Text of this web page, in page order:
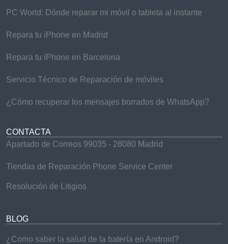
PC World: Dónde reparar mi móvil o tableta al instante
Repara tu iPhone en Madrid
Repara tu iPhone en Barcelona
Servicio Técnico de Reparación de móviles
¿Cómo recuperar los mensajes borrados de WhatsApp?
CONTACTA
Apartado de Correos 99035 - 28080 Madrid
Tiendas de Reparación Phone Service Center
Resolución de Litigios
BLOG
¿Como saber la salud de la batería en Android?